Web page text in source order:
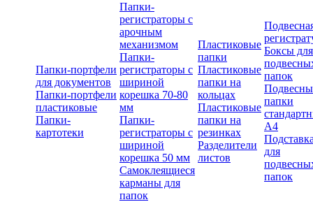
Папки-портфели
для документов
Папки-портфели
пластиковые
Папки-
картотеки
Папки-
регистраторы с
арочным
механизмом
Папки-
регистраторы с
шириной
корешка 70-80
мм
Папки-
регистраторы с
шириной
корешка 50 мм
Самоклеящиеся
карманы для
папок
Пластиковые
папки
Пластиковые
папки на
кольцах
Пластиковые
папки на
резинках
Разделители
листов
Боксы для
папок
папки
А4
для
папок